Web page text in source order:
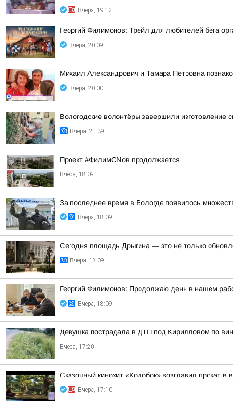
Вчера, 19:12
Георгий Филимонов: Трейл для любителей бега
Вчера, 20:09
Михаил Александрович и Тамара Петровна
Вчера, 20:00
Вологодские волонтёры завершили изготовление
Вчера, 21:39
Проект #ФилимONов продолжается
Вчера, 18:09
За последнее время в Вологде появилось
Вчера, 18:09
Сегодня площадь Дрыгина — это не только
Вчера, 18:09
Георгий Филимонов: Продолжаю день в нашем
Вчера, 18:09
Девушка пострадала в ДТП под Кирилловом по
Вчера, 17:20
Сказочный кинохит «Колобок» возглавил прокат в
Вчера, 17:10